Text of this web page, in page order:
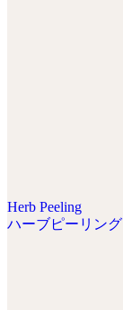
Herb Peeling
ハーブピーリング